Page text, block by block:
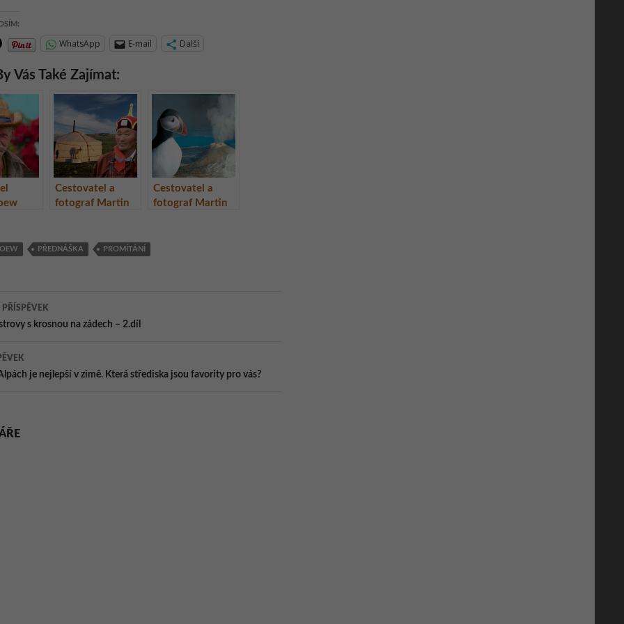
WhatsApp E-mail Další
Vás Také Zajímat:
Cestovatel a
fotograf Martin
Mongolsko –
Cestovatel a
fotograf Martin
PŘEDNÁŠKA PROMÍTÁNÍ
PŘÍSPĚVEK
s krosnou na zádech – 2.díl
je nejlepší v zimě. Která střediska jsou favority pro vás?